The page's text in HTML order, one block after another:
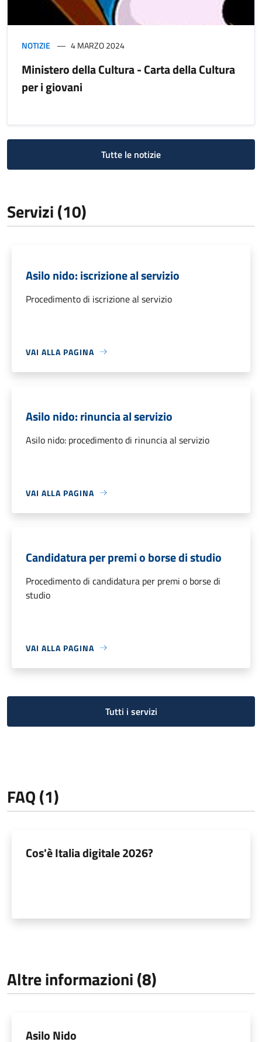
NOTIZIE 4 MARZO 2024
Ministero della Cultura - Carta della Cultura
per i giovani
Tutte le notizie
Servizi (10)
Asilo nido: iscrizione al servizio
Procedimento di iscrizione al servizio
VAI ALLA PAGINA
Asilo nido: rinuncia al servizio
Asilo nido: procedimento di rinuncia al servizio
VAI ALLA PAGINA
Candidatura per premi o borse di studio
Procedimento di candidatura per premi o borse di
studio
VAI ALLA PAGINA
Tutti i servizi
FAQ (1)
Cos'è Italia digitale 2026?
Altre informazioni (8)
Asilo Nido